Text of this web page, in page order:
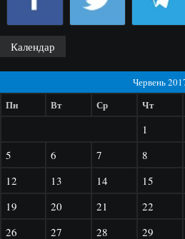
Календар
Червень
Пн Вт Ср Чт
1
5
6 7 8
12
13 14 15
19
20 21 22
26
27 28 29